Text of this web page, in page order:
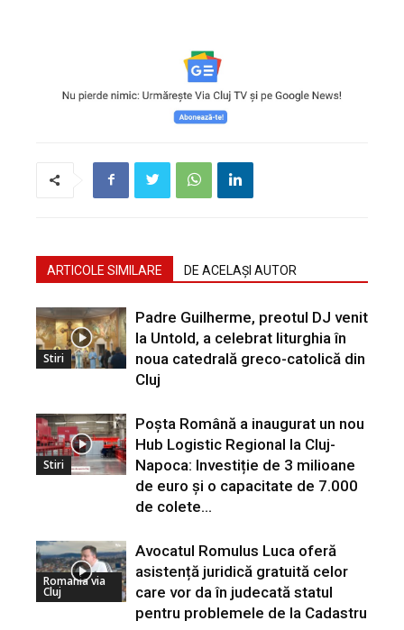
ARTICOLE SIMILARE DE ACELAȘI AUTOR
Stiri
Padre Guilherme, preotul DJ venit
la Untold, a celebrat liturghia în
noua catedrală greco-catolică din
Cluj
Stiri
Poșta Română a inaugurat un nou
Hub Logistic Regional la Cluj-
Napoca: Investiție de 3 milioane
de euro și o capacitate de 7.000
de colete...
Romania via
Cluj
Avocatul Romulus Luca oferă
asistență juridică gratuită celor
care vor da în judecată statul
pentru problemele de la Cadastru